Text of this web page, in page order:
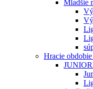
Mladšie
Hracie